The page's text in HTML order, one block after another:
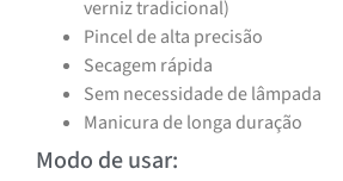
verniz tradicional)
Pincel de alta precisão
Secagem rápida
Sem necessidade de lâmpada
Manicura de longa duração
Modo de usar: